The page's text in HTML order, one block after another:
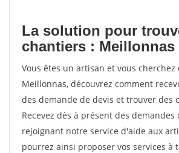
La solution pour
chantiers : Meillonnas
Vous êtes un artisan et vous cherchez
Meillonnas, découvrez comment
des demande de devis et trouver des
Recevez dès à présent des demandes
rejoignant notre service d'aide aux
pourrez ainsi proposer vos services à